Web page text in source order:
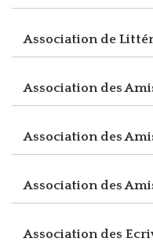
Association de
Association des
Association des
Association des
Association des